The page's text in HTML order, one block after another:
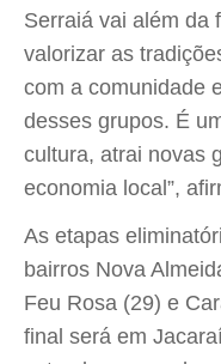
Serraiá vai além da
valorizar as
com a comunidade
desses grupos. É
cultura, atrai novas
economia local”,
As etapas
bairros Nova
Feu Rosa (29) e
final será em